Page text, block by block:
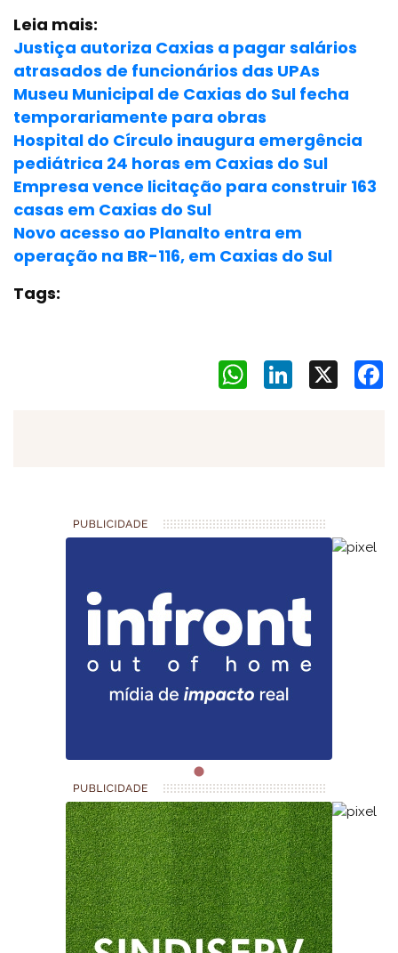
Leia mais:
Justiça autoriza Caxias a pagar salários
atrasados de funcionários das UPAs
Museu Municipal de Caxias do Sul fecha
temporariamente para obras
Hospital do Círculo inaugura emergência
pediátrica 24 horas em Caxias do Sul
Empresa vence licitação para construir 163
casas em Caxias do Sul
Novo acesso ao Planalto entra em
operação na BR-116, em Caxias do Sul
Tags:
LinkedIn
WhatsApp